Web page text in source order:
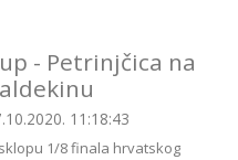
- Petrinjčica na
11:18:43
1/8 finala hrvatskog